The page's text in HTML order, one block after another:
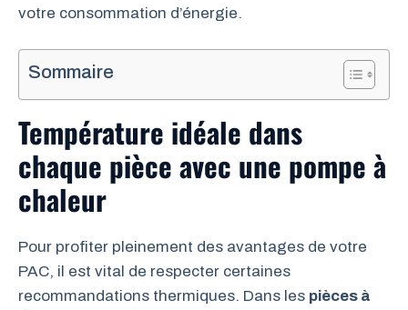
votre consommation d’énergie.
Sommaire
Température idéale dans
chaque pièce avec une pompe à
chaleur
Pour profiter pleinement des avantages de votre
PAC, il est vital de respecter certaines
recommandations thermiques. Dans les pièces à